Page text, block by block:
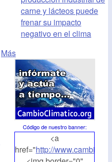
carne y lácteos puede
frenar su impacto
negativo en el clima
Más
Código de nuestro banner:
<a
href="http://